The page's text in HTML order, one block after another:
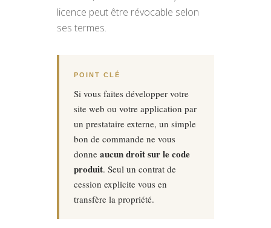
licence peut être révocable selon
ses termes.
POINT CLÉ
Si vous faites développer votre
site web ou votre application par
un prestataire externe, un simple
bon de commande ne vous
donne aucun droit sur le code
produit. Seul un contrat de
cession explicite vous en
transfère la propriété.